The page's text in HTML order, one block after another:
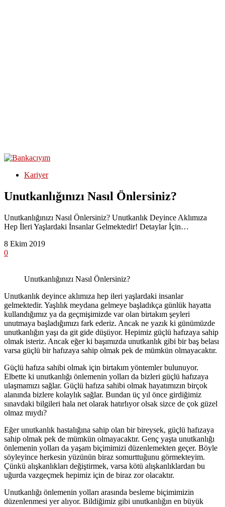
Kariyer
Unutkanlığınızı Nasıl Önlersiniz?
Unutkanlığınızı Nasıl Önlersiniz? Unutkanlık Deyince Aklımıza
Hep İleri Yaşlardaki İnsanlar Gelmektedir! Detaylar İçin…
8 Ekim 2019
0
Unutkanlığınızı Nasıl Önlersiniz?
Unutkanlık deyince aklımıza hep ileri yaşlardaki insanlar
gelmektedir. Yaşlılık meydana gelmeye başladıkça günlük hayatta
kullandığımız ya da geçmişimizde var olan birtakım şeyleri
unutmaya başladığımızı fark ederiz. Ancak ne yazık ki günümüzde
unutkanlığın yaşı da git gide düşüyor. Hepimiz güçlü hafızaya sahip
olmak isteriz. Ancak eğer ki başımızda unutkanlık gibi bir baş belası
varsa güçlü bir hafızaya sahip olmak pek de mümkün olmayacaktır.
Güçlü hafıza sahibi olmak için birtakım yöntemler bulunuyor.
Elbette ki unutkanlığı önlemenin yolları da bizleri güçlü hafızaya
ulaşmamızı sağlar. Güçlü hafıza sahibi olmak hayatımızın birçok
alanında bizlere kolaylık sağlar. Bundan üç yıl önce girdiğimiz
sınavdaki bilgileri hala net olarak hatırlıyor olsak sizce de çok güzel
olmaz mıydı?
Eğer unutkanlık hastalığına sahip olan bir bireysek, güçlü hafızaya
sahip olmak pek de mümkün olmayacaktır. Genç yaşta unutkanlığı
önlemenin yolları da yaşam biçimimizi düzenlemekten geçer. Böyle
söyleyince herkesin yüzünün biraz somurttuğunu görmekteyim.
Çünkü alışkanlıkları değiştirmek, varsa kötü alışkanlıklardan bu
uğurda vazgeçmek hepimiz için de biraz zor olacaktır.
Unutkanlığı önlemenin yolları arasında besleme biçimimizin
düzenlenmesi yer alıyor. Bildiğimiz gibi unutkanlığın en büyük